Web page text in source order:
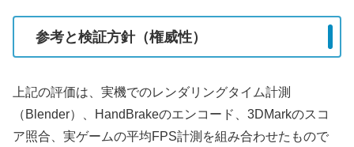
参考と検証方針（権威性）
上記の評価は、実機でのレンダリングタイム計測
（Blender）、HandBrakeのエンコード、3DMarkのスコ
ア照合、実ゲームの平均FPS計測を組み合わせたもので